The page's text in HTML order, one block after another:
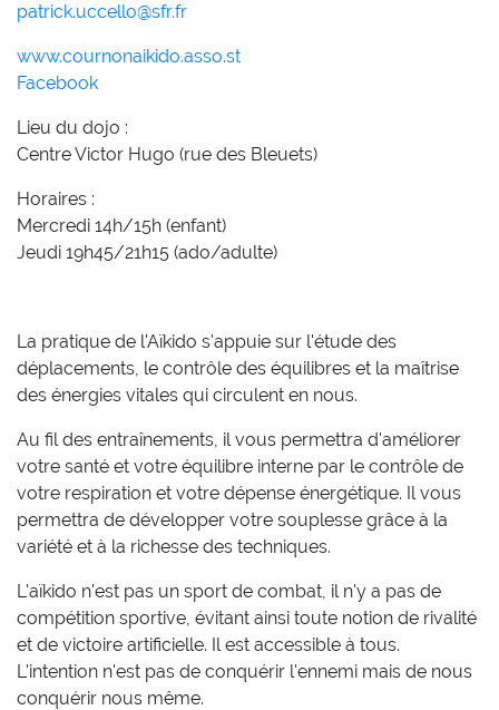
patrick.uccello@sfr.fr
www.cournonaikido.asso.st
Facebook
Lieu du dojo :
Centre Victor Hugo (rue des Bleuets)
Horaires :
Mercredi 14h/15h (enfant)
Jeudi 19h45/21h15 (ado/adulte)
La pratique de l'Aïkido s'appuie sur l'étude des
déplacements, le contrôle des équilibres et la maîtrise
des énergies vitales qui circulent en nous.
Au fil des entraînements, il vous permettra d'améliorer
votre santé et votre équilibre interne par le contrôle de
votre respiration et votre dépense énergétique. Il vous
permettra de développer votre souplesse grâce à la
variété et à la richesse des techniques.
L'aïkido n'est pas un sport de combat, il n'y a pas de
compétition sportive, évitant ainsi toute notion de rivalité
et de victoire artificielle. Il est accessible à tous.
L'intention n'est pas de conquérir l'ennemi mais de nous
conquérir nous même.